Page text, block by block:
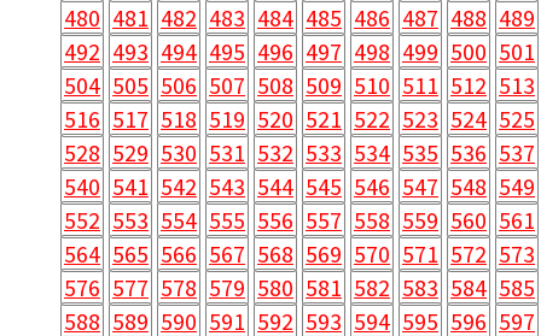
480 481 482 483 484 485 486 487 488 489
492 493 494 495 496 497 498 499 500 501
504 505 506 507 508 509 510 511 512 513
516 517 518 519 520 521 522 523 524 525
528 529 530 531 532 533 534 535 536 537
540 541 542 543 544 545 546 547 548 549
552 553 554 555 556 557 558 559 560 561
564 565 566 567 568 569 570 571 572 573
576 577 578 579 580 581 582 583 584 585
588 589 590 591 592 593 594 595 596 597